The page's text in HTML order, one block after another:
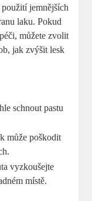
jemnějších
laku. Pokud
můžete zvolit
jak zvýšit lesk
schnout pastu
může poškodit
vyzkoušejte
místě.